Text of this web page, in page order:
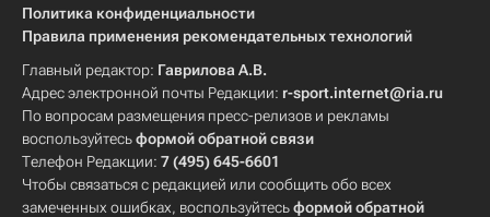
Политика конфиденциальности
Правила применения рекомендательных технологий
Главный редактор: Гаврилова А.В.
Адрес электронной почты Редакции: r-sport.internet@ria.ru
По вопросам размещения пресс-релизов и рекламы
воспользуйтесьформой обратной связи
Телефон Редакции: 7 (495) 645-6601
Чтобы связаться с редакцией или сообщить обо всех
замеченных ошибках, воспользуйтесьформой обратной